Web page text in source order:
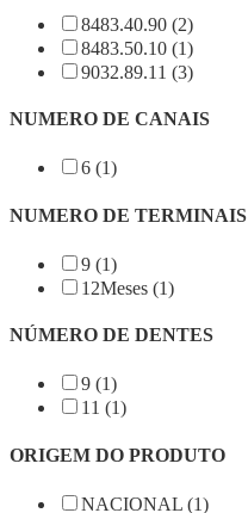
8483.40.90 (2)
8483.50.10 (1)
9032.89.11 (3)
NUMERO DE CANAIS
6 (1)
NUMERO DE TERMINAIS
9 (1)
12Meses (1)
NÚMERO DE DENTES
9 (1)
11 (1)
ORIGEM DO PRODUTO
NACIONAL (1)